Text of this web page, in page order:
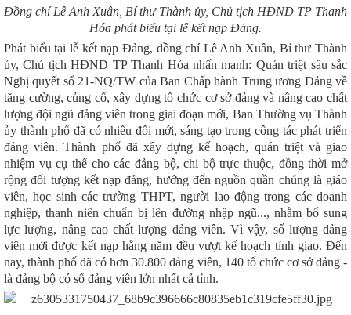
Đồng chí Lê Anh Xuân, Bí thư Thành ủy, Chủ tịch HĐND TP Thanh
Hóa phát biểu tại lễ kết nạp Đảng.
Phát biểu tại lễ kết nạp Đảng, đồng chí Lê Anh Xuân, Bí thư Thành
ủy, Chủ tịch HĐND TP Thanh Hóa nhấn mạnh: Quán triệt sâu sắc
Nghị quyết số 21-NQ/TW của Ban Chấp hành Trung ương Đảng về
tăng cường,củng cố, xây dựng tổ chức cơ sở đảng và nâng cao chất
lượng đội ngũ đảng viên trong giai đoạn mới, Ban Thường vụ Thành
ủy thành phố đã có nhiều đổi mới, sáng tạo trong công tác phát triển
đảng viên. Thành phố đã xây dựng kế hoạch, quán triệt và giao
nhiệm vụ cụ thể cho các đảng bộ, chi bộ trực thuộc, đồng thời mở
rộngđối tượngkết nạp đảng, hướng đến nguồn quần chúng là giáo
viên, học sinh các trường THPT, người lao động trong các doanh
nghiệp, thanh niên chuẩn bị lên đường nhập ngũ..., nhằm bổ sung
lực lượng, nâng cao chất lượng đảng viên. Vì vậy, số lượng đảng
viên mới được kết nạp hằng năm đều vượt kế hoạch tỉnh giao. Đến
nay, thành phố đã có hơn 30.800 đảng viên, 140 tổ chức cơ sở đảng -
là đảng bộ có số đảng viên lớn nhất cả tỉnh.